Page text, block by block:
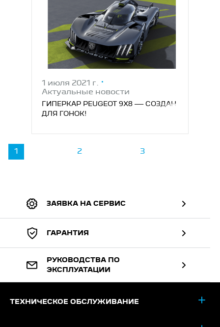
1 июля 2021 г.
Актуальные новости
ГИПЕРКАР PEUGEOT 9X8 — СОЗДАН
ДЛЯ ГОНОК!
1 2 3
ЗАЯВКА НА СЕРВИС
ГАРАНТИЯ
РУКОВОДСТВА ПО
ЭКСПЛУАТАЦИИ
ТЕХНИЧЕСКОЕ ОБСЛУЖИВАНИЕ